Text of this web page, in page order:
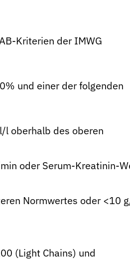
Kriterien der IMWG
und einer der folgenden
l oberhalb des oberen
oder Serum-Kreatinin-
Normwertes oder <10
(Light Chains) und